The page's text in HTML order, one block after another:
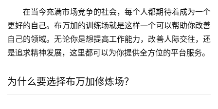
在当今充满市场竞争的社会，每个人都期待着成为一个
更好的自己。布万加的训练场就是这样一个可以帮助你改善
自己的领域。无论你是想提高工作能力，改善人际交往，还
是追求精神发展，这里都可以为你提供全方位的平台服务。
为什么要选择布万加修炼场？